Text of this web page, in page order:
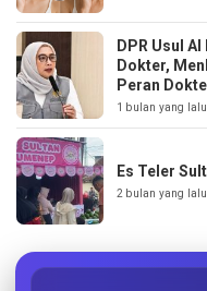
DPR Usul
Dokter,
Peran
1 bulan yang lalu
Es Teler
2 bulan yang lalu